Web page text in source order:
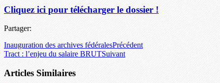
Cliquez ici pour télécharger le dossier !
Partager:
Inauguration des archives fédéralesPrécédent
Tract : l’enjeu du salaire BRUTSuivant
Articles Similaires